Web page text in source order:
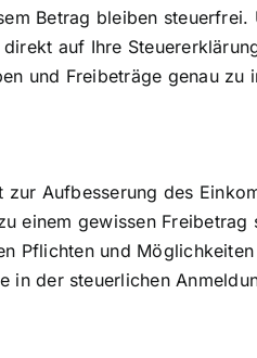
Betrag bleiben steuerfrei.
auf Ihre
und Freibeträge genau zu
Aufbesserung des
einem gewissen
Pflichten und
in der steuerlichen